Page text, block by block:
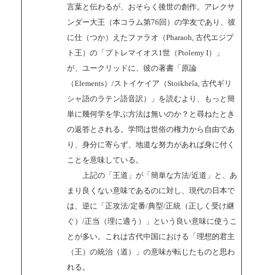
言葉と伝わるが、おそらく後世の創作。アレクサ
ンダー大王（本コラム第76回）の学友であり、彼
に仕（つか）えたファラオ（Pharaoh, 古代エジプ
ト王）の「プトレマイオス1世（Ptolemy I）」
が、ユークリッドに、彼の著書「原論
（Elements）/ストイケイア（Stoikheîa, 古代ギリ
シャ語のラテン語音訳）」を読むより、もっと簡
単に幾何学を学ぶ方法は無いのか？と尋ねたとき
の返答とされる。学問は世俗の権力から自由であ
り、身分に寄らず、地道な努力があれば身に付く
ことを意味している。
上記の「王道」が「簡単な方法/近道」と、あ
まり良くない意味であるのに対し、現代の日本で
は、逆に「正攻法/定番/典型/正統（正しく受け継
ぐ）/正当（理に適う）」という良い意味に使うこ
とが多い。これは古代中国における「理想的君主
（王）の統治（道）」の意味が転じたものと思わ
れる。